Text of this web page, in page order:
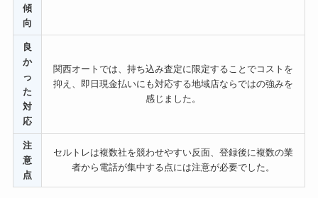
傾
向
良
か
っ
た
対
応
関西オートでは、持ち込み査定に限定することでコストを
抑え、即日現金払いにも対応する地域店ならではの強みを
感じました。
注
意
点
セルトレは複数社を競わせやすい反面、登録後に複数の業
者から電話が集中する点には注意が必要でした。